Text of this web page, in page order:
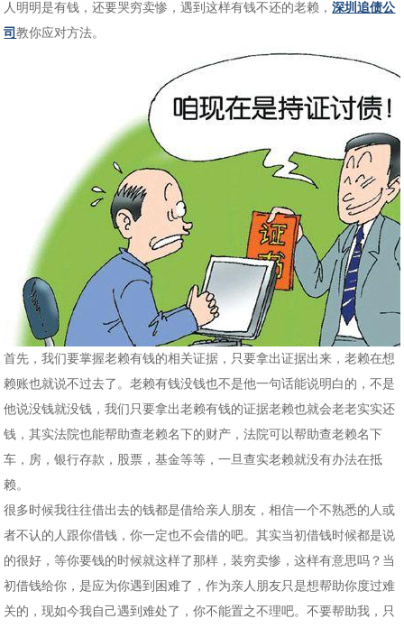
人明明是有钱，还要哭穷卖惨，遇到这样有钱不还的老赖，深圳追债公
司教你应对方法。
首先，我们要掌握老赖有钱的相关证据，只要拿出证据出来，老赖在想
赖账也就说不过去了。老赖有钱没钱也不是他一句话能说明白的，不是
他说没钱就没钱，我们只要拿出老赖有钱的证据老赖也就会老老实实还
钱，其实法院也能帮助查老赖名下的财产，法院可以帮助查老赖名下
车，房，银行存款，股票，基金等等，一旦查实老赖就没有办法在抵
赖。
很多时候我往往借出去的钱都是借给亲人朋友，相信一个不熟悉的人或
者不认的人跟你借钱，你一定也不会借的吧。其实当初借钱时候都是说
的很好，等你要钱的时候就这样了那样，装穷卖惨，这样有意思吗？当
初借钱给你，是应为你遇到困难了，作为亲人朋友只是想帮助你度过难
关的，现如今我自己遇到难处了，你不能置之不理吧。不要帮助我，只